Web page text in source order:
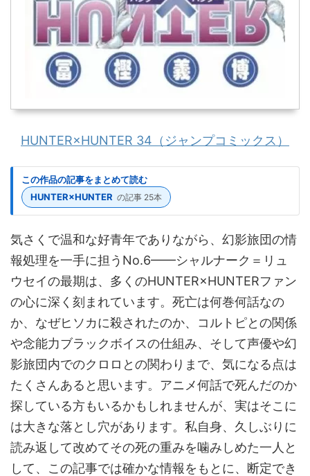
HUNTER×HUNTER 34（ジャンプコミックス）
この作品の記事をまとめて読む
HUNTER×HUNTER の記事 25本
気さくで温和な好青年でありながら、幻影旅団の情
報処理を一手に担うNo.6——シャルナーク＝リュ
ウセイの最期は、多くのHUNTER×HUNTERファン
の心に深く刻まれています。死亡は何巻何話なの
か、なぜヒソカに殺されたのか、コルトピとの関係
や念能力ブラックボイスの仕組み、そして声優や幻
影旅団内でのクロロとの関わりまで、気になる点は
たくさんあると思います。アニメ何話で死んだのか
探している方もいるかもしれませんが、実はそこに
は大きな落とし穴があります。私自身、久しぶりに
読み返して改めてその死の重みを噛みしめた一人と
して、この記事では確かな情報をもとに、断定でき